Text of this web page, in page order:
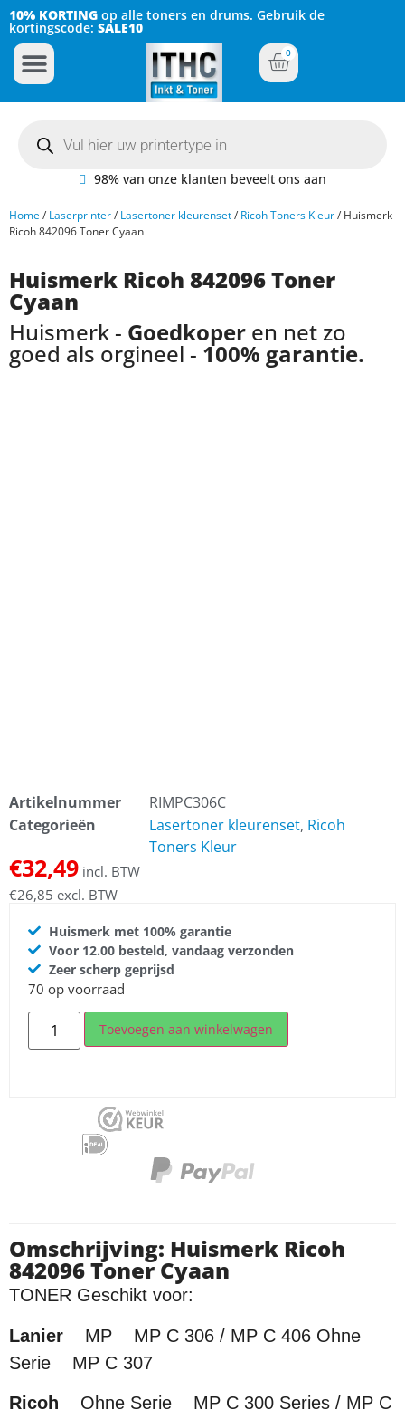
10% KORTING op alle toners en drums. Gebruik de
kortingscode: SALE10
0
98% van onze klanten beveelt ons aan
Home/ Laserprinter/ Lasertoner kleurenset/ Ricoh Toners Kleur/ Huismerk
Ricoh 842096 Toner Cyaan
Huismerk Ricoh 842096 Toner
Cyaan
Huismerk - Goedkoper en net zo
goed als orgineel - 100% garantie.
Artikelnummer
RIMPC306C
Categorieën
Lasertoner kleurenset, Ricoh
Toners Kleur
€32,49 incl. BTW
€26,85 excl. BTW
Huismerk met 100% garantie
Voor 12.00 besteld, vandaag verzonden
Zeer scherp geprijsd
70 op voorraad
Toevoegen aan winkelwagen
Omschrijving: Huismerk Ricoh
842096 Toner Cyaan
TONER Geschikt voor:
Lanier
MP MP C 306 / MP C 406 Ohne
Serie MP C 307
Ricoh
Ohne Serie MP C 300 Series / MP C